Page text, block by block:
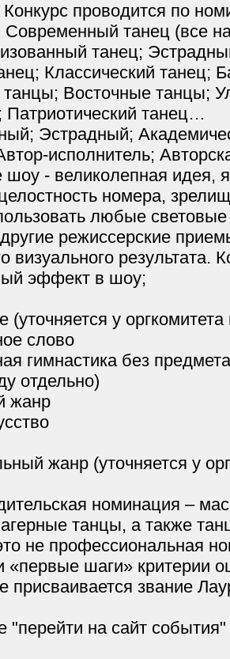
Конкурс проводится по
танец (все
танец;
Классический танец;
танцы; Восточные танцы;
Патриотический танец…
Эстрадный;
исполнитель;
шоу - великолепная идея,
номера,
любые
режиссерские
визуального результата.
эффект в шоу;
(уточняется у
слово
гимнастика без
отдельно)
жанр
жанр (уточняется у
номинация –
танцы, а также
не профессиональная
«первые шаги» критерии
присваивается звание
на сайт